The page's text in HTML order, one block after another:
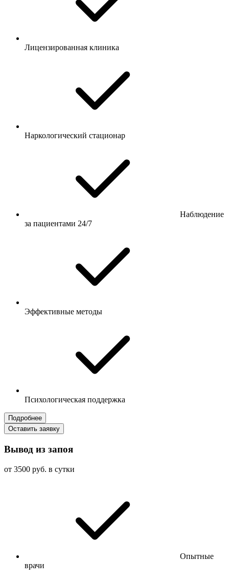
Лицензированная клиника
Наркологический стационар
Наблюдение
за пациентами 24/7
Эффективные методы
Психологическая поддержка
Подробнее
Оставить заявку
Вывод из запоя
от 3500 руб. в сутки
Опытные
врачи